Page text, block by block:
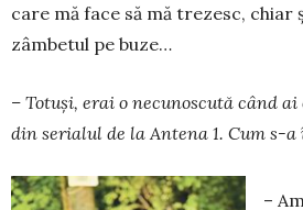
care mă face să mă trezesc, chiar
zâmbetul pe buze…
– Totuși, erai o necu­nos­cu­tă când
din serialul de la Antena 1. Cum s-
–